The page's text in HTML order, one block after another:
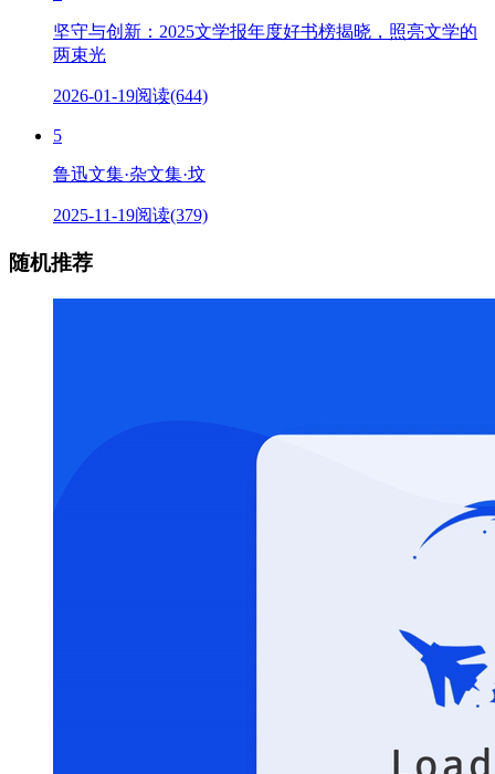
坚守与创新：2025文学报年度好书榜揭晓，照亮文学的
两束光
2026-01-19阅读(644)
5
鲁迅文集·杂文集·坟
2025-11-19阅读(379)
随机推荐